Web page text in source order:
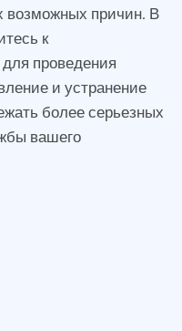
возможных причин. В
к
проведения
и устранение
более серьезных
вашего